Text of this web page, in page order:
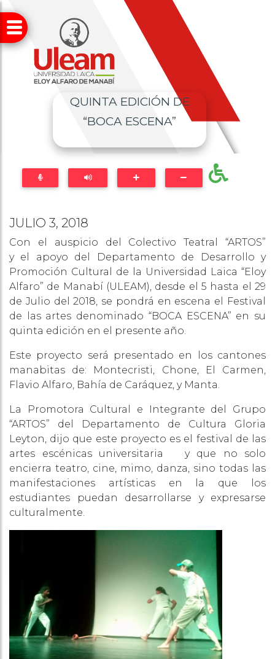
QUINTA EDICIÓN DE
“BOCA ESCENA”
JULIO 3, 2018
Con el auspicio del Colectivo Teatral “ARTOS”
y el apoyo del Departamento de Desarrollo y
Promoción Cultural de la Universidad Laica “Eloy
Alfaro” de Manabí (ULEAM), desde el 5 hasta el 29
de Julio del 2018, se pondrá en escena el Festival
de las artes denominado “BOCA ESCENA” en su
quinta edición en el presente año.
Este proyecto será presentado en los cantones
manabitas de: Montecristi, Chone, El Carmen,
Flavio Alfaro, Bahía de Caráquez, y Manta.
La Promotora Cultural e Integrante del Grupo
“ARTOS” del Departamento de Cultura Gloria
Leyton, dijo que este proyecto es el festival de las
artes escénicas universitaria y que no solo
encierra teatro, cine, mimo, danza, sino todas las
manifestaciones artísticas en la que los
estudiantes puedan desarrollarse y expresarse
culturalmente.